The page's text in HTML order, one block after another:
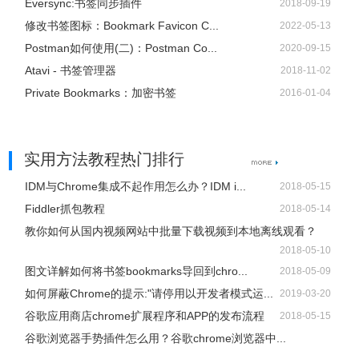
Eversync:书签同步插件 2018-09-19
修改书签图标：Bookmark Favicon C... 2022-05-13
Postman如何使用(二)：Postman Co... 2020-09-15
Atavi - 书签管理器 2018-11-02
Private Bookmarks：加密书签 2016-01-04
实用方法教程热门排行
IDM与Chrome集成不起作用怎么办？IDM i... 2018-05-15
Fiddler抓包教程 2018-05-14
教你如何从国内视频网站中批量下载视频到本地离线观看？
2018-05-10
图文详解如何将书签bookmarks导回到chro... 2018-05-09
如何屏蔽Chrome的提示:"请停用以开发者模式运... 2019-03-20
谷歌应用商店chrome扩展程序和APP的发布流程 2018-05-15
谷歌浏览器手势插件怎么用？谷歌chrome浏览器中...